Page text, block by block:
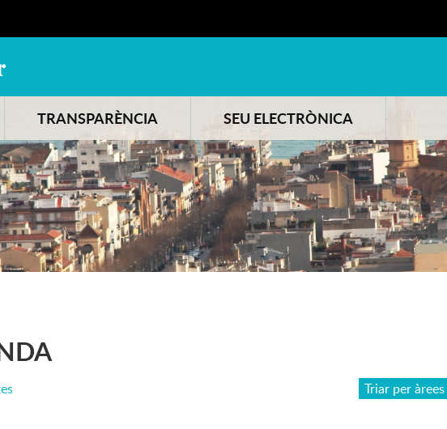
TRANSPARÈNCIA SEU ELECTRÒNICA
Triar per àrees